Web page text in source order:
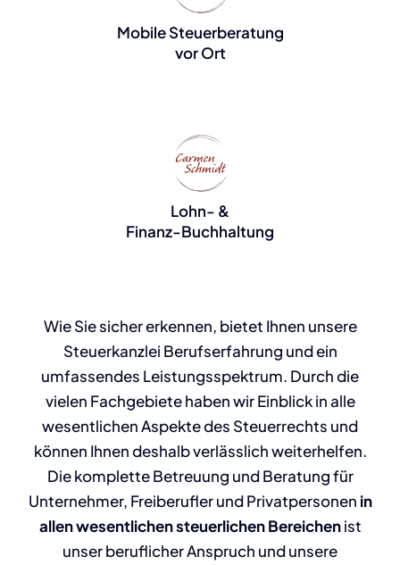
Mobile Steuerberatung
vor Ort
Lohn- &
Finanz-Buchhaltung
Wie Sie sicher erkennen, bietet Ihnen unsere
Steuerkanzlei Berufserfahrung und ein
umfassendes Leistungsspektrum. Durch die
vielen Fachgebiete haben wir Einblick in alle
wesentlichen Aspekte des Steuerrechts und
können Ihnen deshalb verlässlich weiterhelfen.
Die komplette Betreuung und Beratung für
Unternehmer, Freiberufler und Privatpersonen in
allen wesentlichen steuerlichen Bereichenist
unser beruflicher Anspruch und unsere